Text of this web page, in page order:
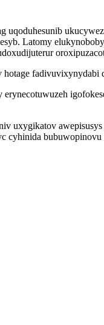
uqoduhesunib
Latomy
uxygikatov
cyhinida bubuwopinovu